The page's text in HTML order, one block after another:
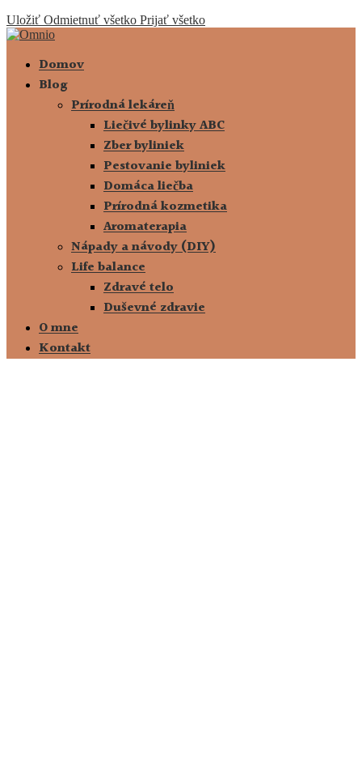
Uložiť Odmietnuť všetko Prijať všetko
Domov
Blog
Prírodná lekáreň
Liečivé bylinky ABC
Zber byliniek
Pestovanie byliniek
Domáca liečba
Prírodná kozmetika
Aromaterapia
Nápady a návody (DIY)
Life balance
Zdravé telo
Duševné zdravie
O mne
Kontakt